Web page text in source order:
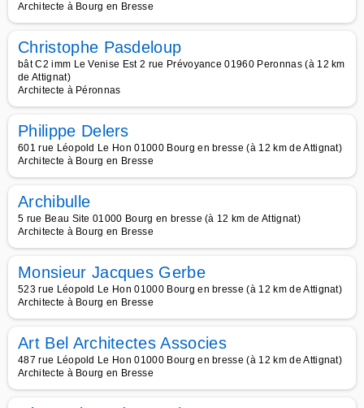
Architecte à Bourg en Bresse
Christophe Pasdeloup
bât C2 imm Le Venise Est 2 rue Prévoyance 01960 Peronnas (à 12 km
de Attignat)
Architecte à Péronnas
Philippe Delers
601 rue Léopold Le Hon 01000 Bourg en bresse (à 12 km de Attignat)
Architecte à Bourg en Bresse
Archibulle
5 rue Beau Site 01000 Bourg en bresse (à 12 km de Attignat)
Architecte à Bourg en Bresse
Monsieur Jacques Gerbe
523 rue Léopold Le Hon 01000 Bourg en bresse (à 12 km de Attignat)
Architecte à Bourg en Bresse
Art Bel Architectes Associes
487 rue Léopold Le Hon 01000 Bourg en bresse (à 12 km de Attignat)
Architecte à Bourg en Bresse